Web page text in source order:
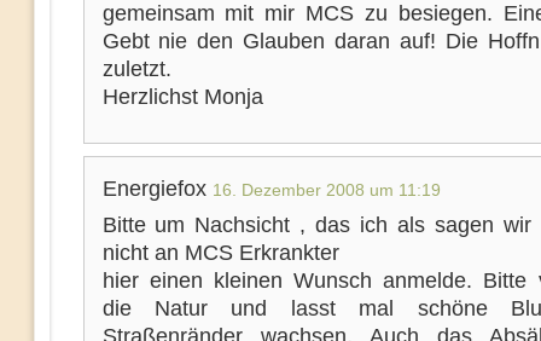
gemeinsam mit mir MCS zu besiegen.
Gebt nie den Glauben daran auf! Die
zuletzt.
Herzlichst Monja
Energiefox 16. Dezember 2008 um 11:19
Bitte um Nachsicht , das ich als sagen wir
nicht an MCS Erkrankter
hier einen kleinen Wunsch anmelde. Bitte
die Natur und lasst mal schöne
Straßenränder wachsen. Auch das